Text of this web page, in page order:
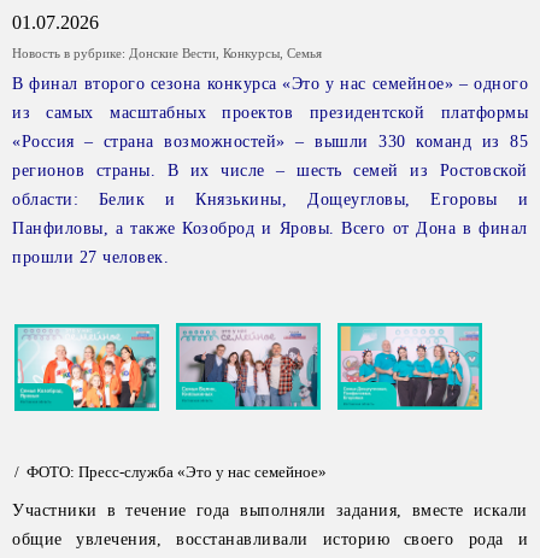
01.07.2026
Новость в рубрике: Донские Вести Конкурсы Семья
В финал второго сезона конкурса «Это у нас семейное» – одного
из самых масштабных проектов президентской платформы
«Россия – страна возможностей» – вышли 330 команд из 85
регионов страны. В их числе – шесть семей из Ростовской
области: Белик и Князькины, Дощеугловы, Егоровы и
Панфиловы, а также Козоброд и Яровы. Всего от Дона в финал
прошли 27 человек.
/ ФОТО: Пресс-служба «Это у нас семейное»
Участники в течение года выполняли задания, вместе искали
общие увлечения, восстанавливали историю своего рода и